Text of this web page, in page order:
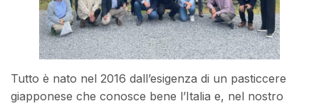
Tutto è nato nel 2016 dall’esigenza di un pasticcere
giapponese che conosce bene l’Italia e, nel nostro